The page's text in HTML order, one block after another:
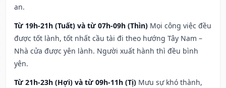
an.
Từ 19h-21h (Tuất) và từ 07h-09h (Thìn) Mọi công việc đều
được tốt lành, tốt nhất cầu tài đi theo hướng Tây Nam –
Nhà cửa được yên lành. Người xuất hành thì đều bình
yên.
Từ 21h-23h (Hợi) và từ 09h-11h (Tị) Mưu sự khó thành,